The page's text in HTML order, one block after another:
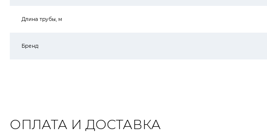
Длина трубы, м
Бренд
ОПЛАТА И ДОСТАВКА